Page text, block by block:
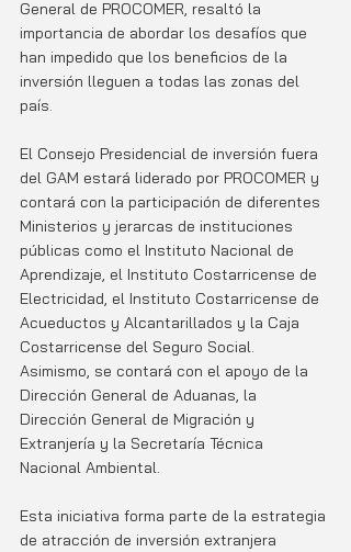
General de PROCOMER, resaltó la
importancia de abordar los desafíos que
han impedido que los beneficios de la
inversión lleguen a todas las zonas del
país.
El Consejo Presidencial de inversión fuera
del GAM estará liderado por PROCOMER y
contará con la participación de diferentes
Ministerios y jerarcas de instituciones
públicas como el Instituto Nacional de
Aprendizaje, el Instituto Costarricense de
Electricidad, el Instituto Costarricense de
Acueductos y Alcantarillados y la Caja
Costarricense del Seguro Social.
Asimismo, se contará con el apoyo de la
Dirección General de Aduanas, la
Dirección General de Migración y
Extranjería y la Secretaría Técnica
Nacional Ambiental.
Esta iniciativa forma parte de la estrategia
de atracción de inversión extranjera